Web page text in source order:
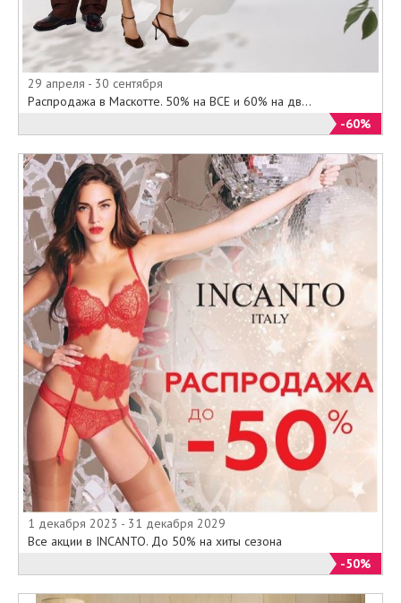
29 апреля - 30 сентября
Распродажа в Маскотте. 50% на ВСЕ и 60% на дв...
-60%
1 декабря 2023 - 31 декабря 2029
Все акции в INCANTO. До 50% на хиты сезона
-50%